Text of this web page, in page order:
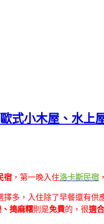
小木屋、水上
宿 ，第一晚入住洛卡斯民宿
擇多，入住除了早餐還有
搗麻糬則是免費的，很適